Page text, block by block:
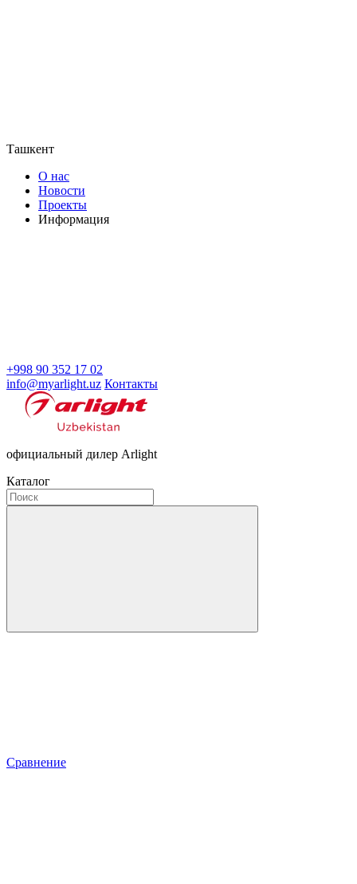
Ташкент
О нас
Новости
Проекты
Информация
+998 90 352 17 02
info@myarlight.uz Контакты
официальный дилер Arlight
Каталог
Сравнение